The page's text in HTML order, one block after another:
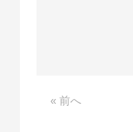
« 前へ